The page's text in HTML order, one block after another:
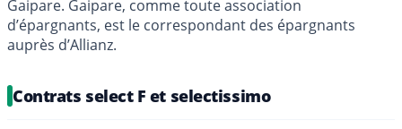
Gaipare. Gaipare, comme toute association
d’épargnants, est le correspondant des épargnants
auprès d’Allianz.
Contrats select F et selectissimo